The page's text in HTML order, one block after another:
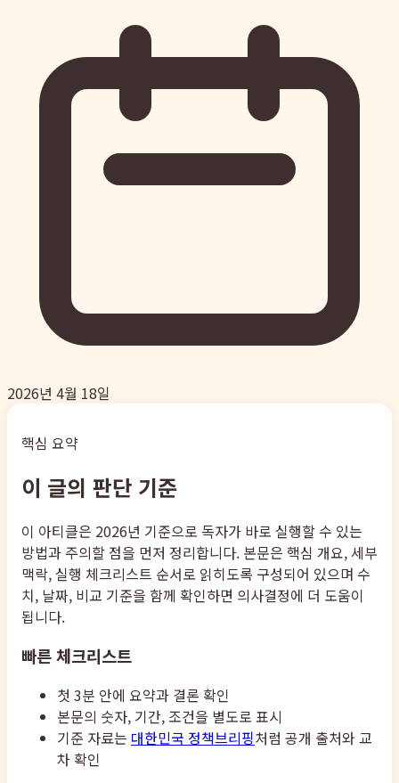
2026년 4월 18일
핵심 요약
이 글의 판단 기준
이 아티클은 2026년 기준으로 독자가 바로 실행할 수 있는
방법과 주의할 점을 먼저 정리합니다. 본문은 핵심 개요, 세부
맥락, 실행 체크리스트 순서로 읽히도록 구성되어 있으며 수
치, 날짜, 비교 기준을 함께 확인하면 의사결정에 더 도움이
됩니다.
빠른 체크리스트
첫 3분 안에 요약과 결론 확인
본문의 숫자, 기간, 조건을 별도로 표시
기준 자료는 대한민국 정책브리핑처럼 공개 출처와 교
차 확인